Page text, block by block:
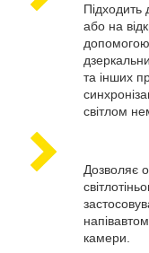
Підходить
або на
та інших
світлом
Дозволяє
камери.